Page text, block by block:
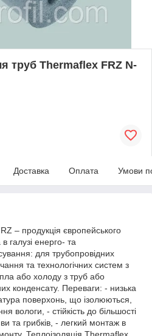
труб Thermaflex FRZ N-
Доставка Оплата Умови
– продукція європейського
галузі енерго- та
для трубопровідних
та технологічних систем з
або холоду з труб або
конденсату. Переваги: - низька
поверхонь, що ізолюються,
вологи, - стійкість до більшості
та грибків, - легкий монтаж в
Теплоізоляція Thermaflex